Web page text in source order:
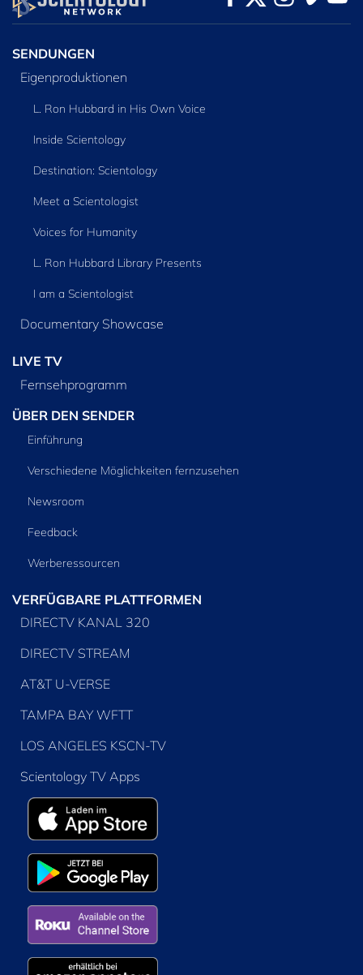
ENTDECKEN
SENDUNGEN
Eigenproduktionen
L. Ron Hubbard in His Own Voice
Inside Scientology
Destination: Scientology
Meet a Scientologist
Voices for Humanity
L. Ron Hubbard Library Presents
I am a Scientologist
Documentary Showcase
LIVE TV
Fernsehprogramm
ÜBER DEN SENDER
Einführung
Verschiedene Möglichkeiten fernzusehen
Newsroom
Feedback
Werberessourcen
VERFÜGBARE PLATTFORMEN
DIRECTV KANAL 320
DIRECTV STREAM
AT&T U-VERSE
TAMPA BAY WFTT
LOS ANGELES KSCN-TV
Scientology TV Apps